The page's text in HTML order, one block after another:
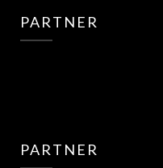
PARTNER
PARTNER